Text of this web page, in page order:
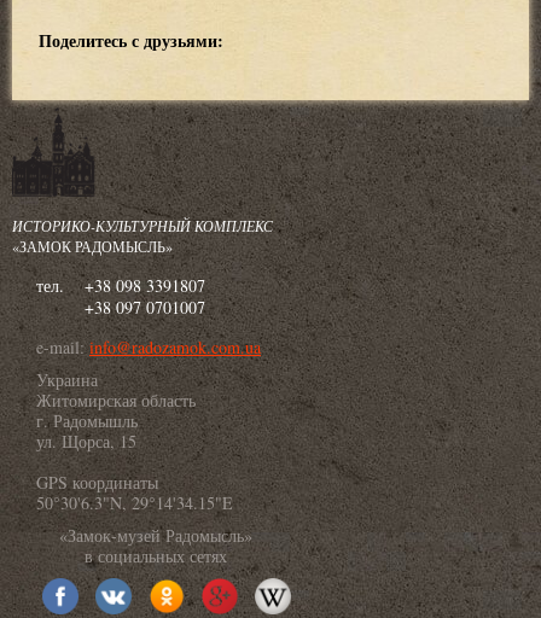
Поделитесь с друзьями:
ИСТОРИКО-КУЛЬТУРНЫЙ КОМПЛЕКС
«ЗАМОК РАДОМЫСЛЬ»
тел.
+38 098 3391807
+38 097 0701007
e-mail:info@radozamok.com.ua
Украина
Житомирская область
г. Радомышль
ул. Щорса, 15
GPS координаты
50°30'6.3"N, 29°14'34.15"E
«Замок-музей Радомысль»
в социальных сетях